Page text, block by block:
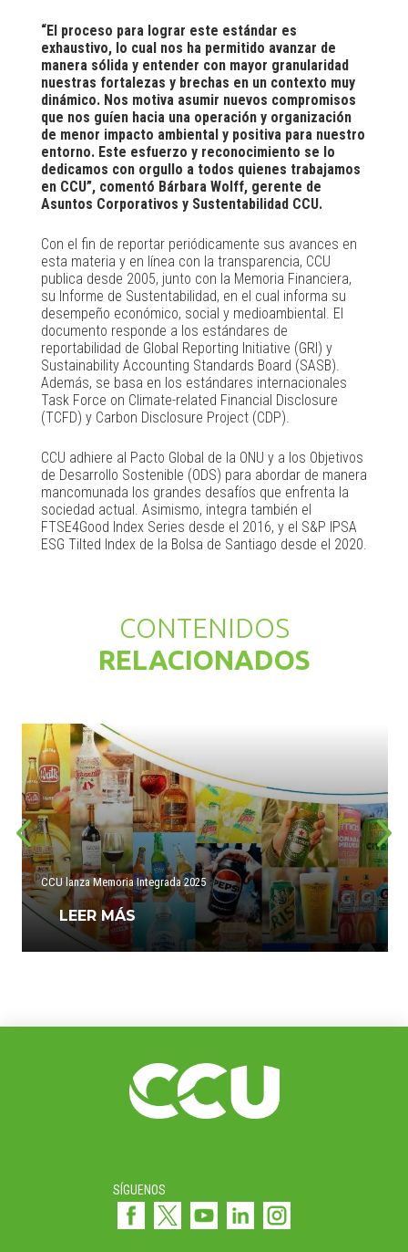
“El proceso para lograr este estándar es
exhaustivo, lo cual nos ha permitido avanzar de
manera sólida y entender con mayor granularidad
nuestras fortalezas y brechas en un contexto muy
dinámico. Nos motiva asumir nuevos compromisos
que nos guíen hacia una operación y organización
de menor impacto ambiental y positiva para nuestro
entorno. Este esfuerzo y reconocimiento se lo
dedicamos con orgullo a todos quienes trabajamos
en CCU”, comentó Bárbara Wolff, gerente de
Asuntos Corporativos y Sustentabilidad CCU.
Con el fin de reportar periódicamente sus avances en
esta materia y en línea con la transparencia, CCU
publica desde 2005, junto con la Memoria Financiera,
su Informe de Sustentabilidad, en el cual informa su
desempeño económico, social y medioambiental. El
documento responde a los estándares de
reportabilidad de Global Reporting Initiative (GRI) y
Sustainability Accounting Standards Board (SASB).
Además, se basa en los estándares internacionales
Task Force on Climate-related Financial Disclosure
(TCFD) y Carbon Disclosure Project (CDP).
CCU adhiere al Pacto Global de la ONU y a los Objetivos
de Desarrollo Sostenible (ODS) para abordar de manera
mancomunada los grandes desafíos que enfrenta la
sociedad actual. Asimismo, integra también el
FTSE4Good Index Series desde el 2016, y el S&P IPSA
ESG Tilted Index de la Bolsa de Santiago desde el 2020.
CONTENIDOS
RELACIONADOS
CCU lanza Memoria Integrada 2025
LEER MÁS
SÍGUENOS